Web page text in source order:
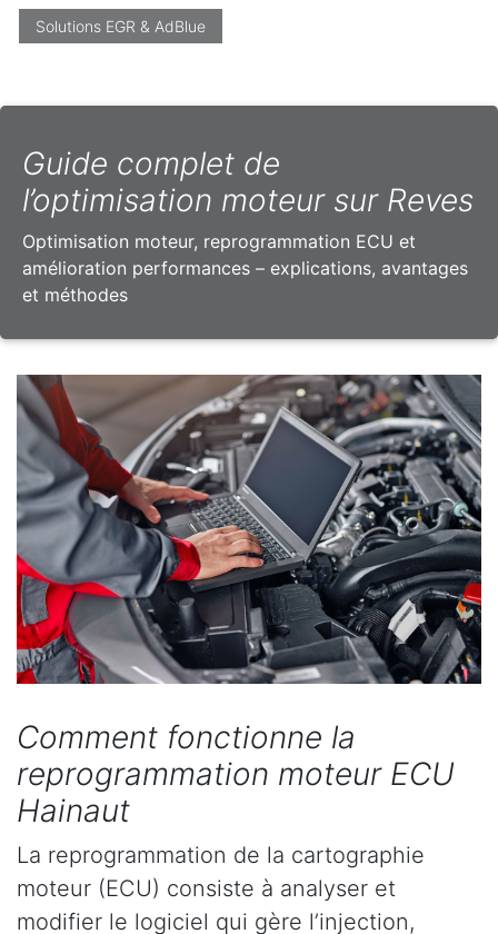
Solutions EGR & AdBlue
Guide complet de
l’optimisation moteur sur Reves
Optimisation moteur, reprogrammation ECU et
amélioration performances – explications, avantages
et méthodes
Comment fonctionne la
reprogrammation moteur ECU
Hainaut
La reprogrammation de la cartographie
moteur (ECU) consiste à analyser et
modifier le logiciel qui gère l’injection,